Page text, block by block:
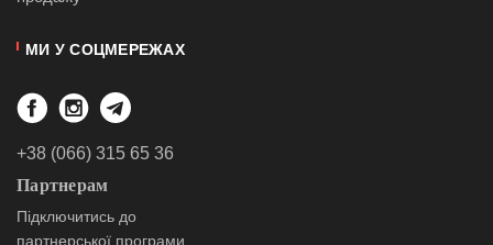
МИ У СОЦМЕРЕЖАХ
+38 (066) 315 65 36
Партнерам
Підключитись до
партнерської програми